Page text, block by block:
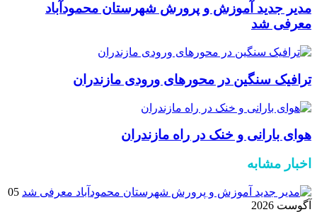
مدیر جدید آموزش و پرورش شهرستان محمودآباد
معرفی شد
ترافیک سنگین در محور‌های ورودی مازندران
هوای بارانی و خنک در راه مازندران
اخبار مشابه
05
آگوست 2026